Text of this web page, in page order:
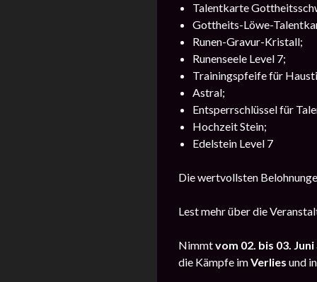
Talentkarte
Gottheits-Löwe-
Runen-Gravur-Kristall;
Runenseele Level 7;
Trainingspfeife für
Astral;
Entsperrschlüssel für
Hochzeit Stein;
Edelstein Level 7
Die wertvollsten
Lest mehr über die
Nimmtvom 02. bis 03. Juni
die Kämpfe imVerlies und